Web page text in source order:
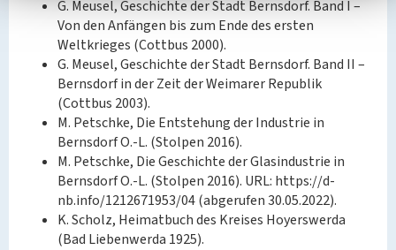
G. Meusel, Geschichte der Stadt Bernsdorf. Band I –
Von den Anfängen bis zum Ende des ersten
Weltkrieges (Cottbus 2000).
G. Meusel, Geschichte der Stadt Bernsdorf. Band II –
Bernsdorf in der Zeit der Weimarer Republik
(Cottbus 2003).
M. Petschke, Die Entstehung der Industrie in
Bernsdorf O.-L. (Stolpen 2016).
M. Petschke, Die Geschichte der Glasindustrie in
Bernsdorf O.-L. (Stolpen 2016). URL: https://d-
nb.info/1212671953/04 (abgerufen 30.05.2022).
K. Scholz, Heimatbuch des Kreises Hoyerswerda
(Bad Liebenwerda 1925).